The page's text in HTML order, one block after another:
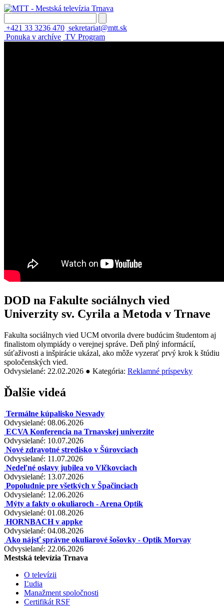
+421 33 3236 470 sekretariat@mtt.sk
Ponuka v archíve TV Program
DOD na Fakulte sociálnych vied
Univerzity sv. Cyrila a Metoda v Trnave
Fakulta sociálnych vied UCM otvorila dvere budúcim študentom aj
finalistom olympiády o verejnej správe. Deň plný informácií,
súťaživosti a inšpirácie ukázal, ako môže vyzerať prvý krok k štúdiu
spoločenských vied.
Odvysielané: 22.02.2026 ● Kategória: Reklamné príspevky
Ďalšie videá
Termálne kúpalisko Nesvady
Odvysielané: 08.06.2026
ECVA Konferencia na Trnavskej univerzite
Odvysielané: 10.07.2026
Nové zdravotné stredisko v Šúrovciach
Odvysielané: 11.07.2026
Nedeľné oslavy jubilea vo Vlčkovciach
Odvysielané: 13.07.2026
Popoludnie pre všetkých v Špačinciach
Odvysielané: 12.06.2026
Mýty a fakty o okuliaroch - Arena Optik
Odvysielané: 01.08.2026
HORNBACH v appke
Odvysielané: 04.08.2026
Ako nájsť správne okuliarové šošovky - Optik Morvay
Odvysielané: 22.06.2026
Mestská televízia Trnava
O televízii
Ľudia
Manažment spoločnosti
Certifikát RSF